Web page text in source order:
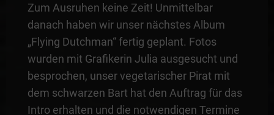
Zum Ausruhen keine Zeit! Unmittelbar
danach haben wir unser nächstes Album
„Flying Dutchman“ fertig geplant. Fotos
wurden mit Grafikerin Julia ausgesucht und
besprochen, unser vegetarischer Pirat mit
dem schwarzen Bart hat den Auftrag für das
Intro erhalten und die notwendigen Termine